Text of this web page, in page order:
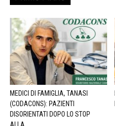
MEDICI DI FAMIGLIA, TANASI
(CODACONS): PAZIENTI
DISORIENTATI DOPO LO STOP